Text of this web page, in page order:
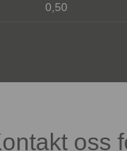
0,50
oss